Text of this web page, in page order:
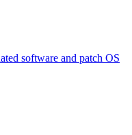
software and patch OS